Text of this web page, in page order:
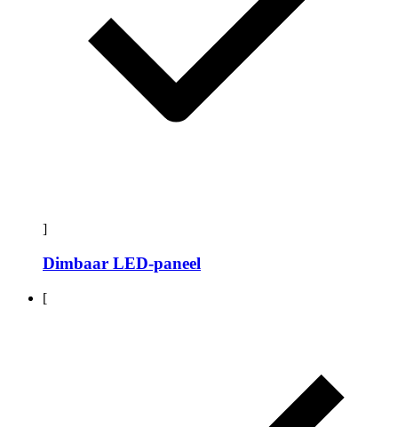
]
Dimbaar LED-paneel
[